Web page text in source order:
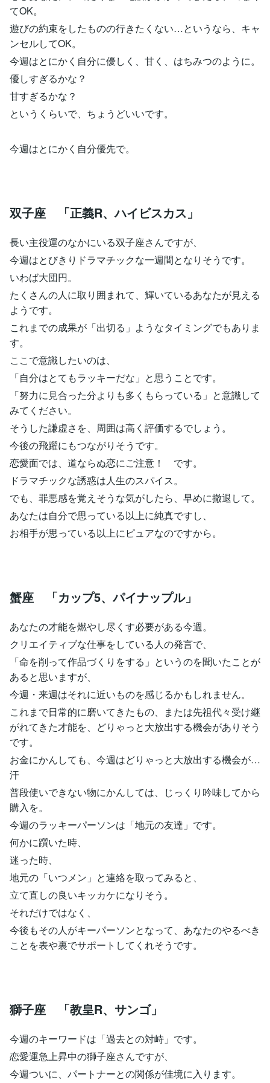
てOK。
遊びの約束をしたものの行きたくない…というなら、キャ
ンセルしてOK。
今週はとにかく自分に優しく、甘く、はちみつのように。
優しすぎるかな？
甘すぎるかな？
というくらいで、ちょうどいいです。
今週はとにかく自分優先で。
双子座 「正義R、ハイビスカス」
長い主役運のなかにいる双子座さんですが、
今週はとびきりドラマチックな一週間となりそうです。
いわば大団円。
たくさんの人に取り囲まれて、輝いているあなたが見える
ようです。
これまでの成果が「出切る」ようなタイミングでもありま
す。
ここで意識したいのは、
「自分はとてもラッキーだな」と思うことです。
「努力に見合った分よりも多くもらっている」と意識して
みてください。
そうした謙虚さを、周囲は高く評価するでしょう。
今後の飛躍にもつながりそうです。
恋愛面では、道ならぬ恋にご注意！ です。
ドラマチックな誘惑は人生のスパイス。
でも、罪悪感を覚えそうな気がしたら、早めに撤退して。
あなたは自分で思っている以上に純真ですし、
お相手が思っている以上にピュアなのですから。
蟹座 「カップ5、パイナップル」
あなたの才能を燃やし尽くす必要がある今週。
クリエイティブな仕事をしている人の発言で、
「命を削って作品づくりをする」というのを聞いたことが
あると思いますが、
今週・来週はそれに近いものを感じるかもしれません。
これまで日常的に磨いてきたもの、または先祖代々受け継
がれてきた才能を、どりゃっと大放出する機会がありそう
です。
お金にかんしても、今週はどりゃっと大放出する機会が…
汗
普段使いできない物にかんしては、じっくり吟味してから
購入を。
今週のラッキーパーソンは「地元の友達」です。
何かに躓いた時、
迷った時、
地元の「いつメン」と連絡を取ってみると、
立て直しの良いキッカケになりそう。
それだけではなく、
今後もその人がキーパーソンとなって、あなたのやるべき
ことを表や裏でサポートしてくれそうです。
獅子座 「教皇R、サンゴ」
今週のキーワードは「過去との対峙」です。
恋愛運急上昇中の獅子座さんですが、
今週ついに、パートナーとの関係が佳境に入ります。